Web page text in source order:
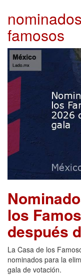
famosos
los
después
La Casa de los
nominados para la
gala de votación.